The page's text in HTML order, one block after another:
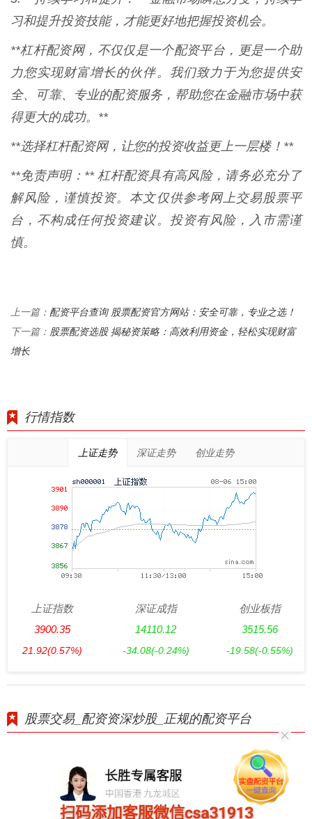
习和提升投资技能，才能更好地把握投资机会。
**杠杆配资网，不仅仅是一个配资平台，更是一个助
力您实现财富增长的伙伴。我们致力于为您提供安
全、可靠、专业的配资服务，帮助您在金融市场中获
得更大的成功。**
**选择杠杆配资网，让您的投资收益更上一层楼！**
**免责声明：** 杠杆配资具有高风险，请务必充分了
解风险，谨慎投资。本文仅供参考网上交易股票平
台，不构成任何投资建议。投资有风险，入市需谨
慎。
上一篇： 配资平台查询 股票配资官方网站：安全可靠，专业之选！
下一篇： 股票配资选股 揭秘资策略：高效利用资金，轻松实现财富
增长
行情指数
上证走势 深证走势 创业走势
上证指数
3900.35
21.92(0.57%)
深证成指
14110.12
-34.08(-0.24%)
创业板指
3515.56
-19.58(-0.55%)
股票交易_配资资深炒股_正规的配资平台